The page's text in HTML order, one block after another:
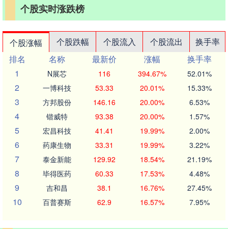
个股实时涨跌榜
个股涨幅 个股跌幅 个股流入 个股流出
换手率
排名
名称 最新价 涨幅
换手率
1
N展芯 116 394.67% 52.01%
2 一博科技 53.33 20.01% 15.33%
3 方邦股份 146.16 20.00% 6.53%
4 锴威特 93.38 20.00% 1.57%
5 宏昌科技 41.41 19.99% 2.00%
6 药康生物 33.31 19.99% 3.22%
7 泰金新能 129.92 18.54% 21.19%
8 毕得医药 60.33 17.53% 4.48%
9 吉和昌 38.1 16.76% 27.45%
10 百普赛斯 62.9 16.57% 7.95%